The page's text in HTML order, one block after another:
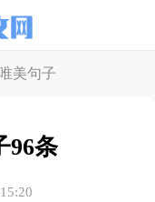
唯美句子
96条